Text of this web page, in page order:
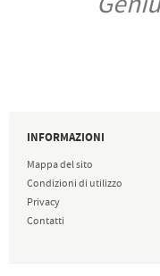
INFORMAZIONI
Mappa del sito
Condizioni di utilizzo
Privacy
Contatti